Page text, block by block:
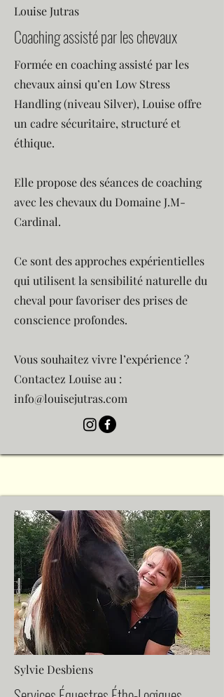
Louise Jutras
Coaching assisté par les chevaux
Formée en coaching assisté par les
chevaux ainsi qu’en Low Stress
Handling (niveau Silver), Louise offre
un cadre sécuritaire, structuré et
éthique.
Elle propose des séances de coaching
avec les chevaux du Domaine J.M-
Cardinal.
Ce sont des approches expérientielles
qui utilisent la sensibilité naturelle du
cheval pour favoriser des prises de
conscience profondes.
Vous souhaitez vivre l’expérience ?
Contactez Louise au :
info@louisejutras.com
Sylvie Desbiens